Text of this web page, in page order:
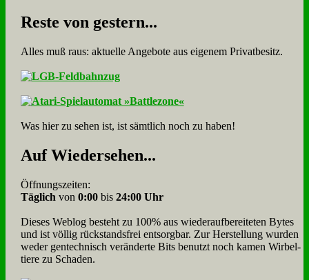
Re­ste von ge­stern...
Alles muß raus: aktuelle An­ge­bo­te aus eigenem Privatbesitz.
Was hier zu sehen ist, ist sämt­lich noch zu haben!
Auf Wie­der­se­hen...
Öffnungszeiten:
Täglich von 0:00bis 24:00 Uhr
Dieses Weblog besteht zu 100% aus wie­der­auf­bereite­ten Bytes
und ist völlig rück­stands­frei ent­sorg­bar. Zur Herstellung wurden
weder gen­tech­nisch veränderte Bits benutzt noch kamen Wir­bel­
tiere zu Scha­den.